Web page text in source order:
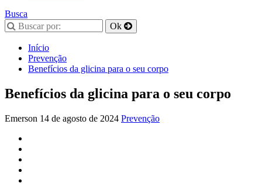
Busca
Início
Prevenção
Benefícios da glicina para o seu corpo
Benefícios da glicina para o seu corpo
Emerson 14 de agosto de 2024 Prevenção